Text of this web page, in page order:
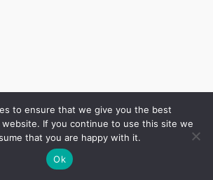
DES MINES | Powered by Thème WordPress Astra
to ensure that we give you the best
If you continue to use this site we
that you are happy with it.
Ok